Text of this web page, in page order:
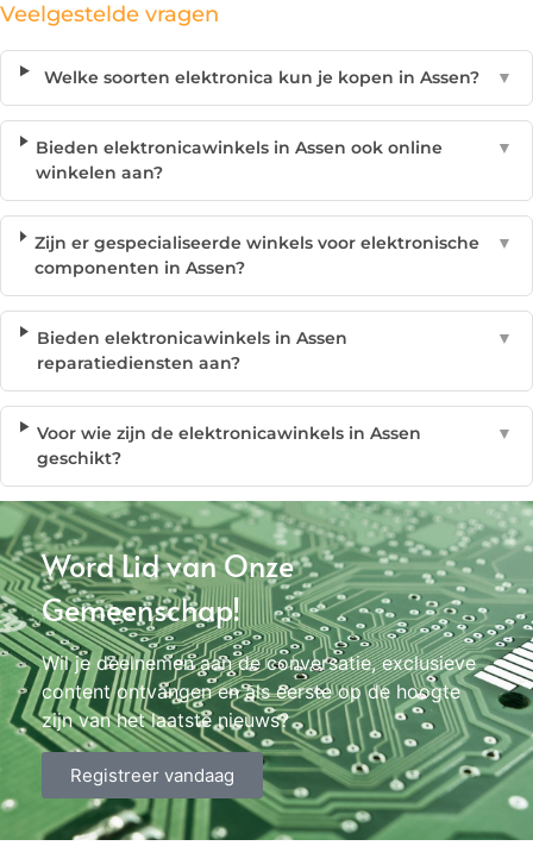
Veelgestelde vragen
Welke soorten elektronica kun je kopen in Assen? ▼
Bieden elektronicawinkels in Assen ook online
winkelen aan?
▼
Zijn er gespecialiseerde winkels voor elektronische
componenten in Assen?
▼
Bieden elektronicawinkels in Assen
reparatiediensten aan?
▼
Voor wie zijn de elektronicawinkels in Assen
geschikt?
▼
Word Lid van Onze
Gemeenschap!
Wil je deelnemen aan de conversatie, exclusieve
content ontvangen en als eerste op de hoogte
zijn van het laatste nieuws?
Registreer vandaag